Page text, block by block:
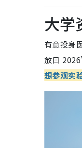
大学
有意投身
放日
想参观实